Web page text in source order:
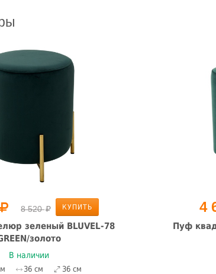
8 520 КУПИТЬ
зеленый BLUVEL-78
золото
В наличии
36 см 36 см
4
Пуф